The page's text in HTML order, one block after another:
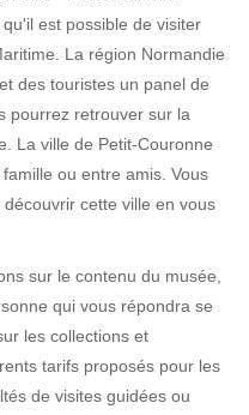
est possible de visiter
La région Normandie
des touristes un panel de
pourrez retrouver sur la
La ville de Petit-Couronne
ou entre amis. Vous
cette ville en vous
sur le contenu du musée,
qui vous répondra se
les collections et
tarifs proposés pour les
de visites guidées ou